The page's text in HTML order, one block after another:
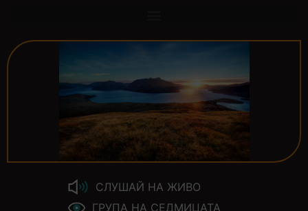
СЛУШАЙ НА ЖИВО
ГРУПА НА СЕДМИЦАТА